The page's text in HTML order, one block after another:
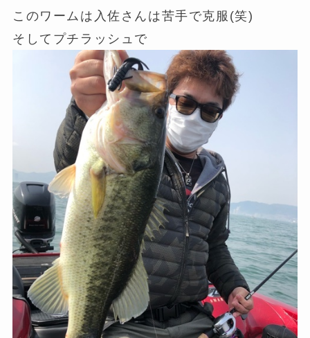
このワームは入佐さんは苦手で克服(笑)
そしてプチラッシュで